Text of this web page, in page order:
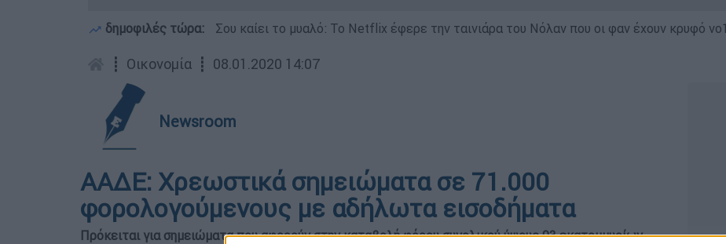
δημοφιλές τώρα: Σου καίει το μυαλό: Το Netflix έφερε την ταινιάρα του Νόλαν που οι φαν έχουν κρυφό
┋ Οικονομία ┋ 08.01.2020 14:07
Newsroom
ΑΑΔΕ: Χρεωστικά σημειώματα σε 71.000
φορολογούμενους με αδήλωτα εισοδήματα
Πρόκειται για σημειώματα που αφορούν στην καταβολή φόρου συνολικού ύψους 93 εκατομμυρίων